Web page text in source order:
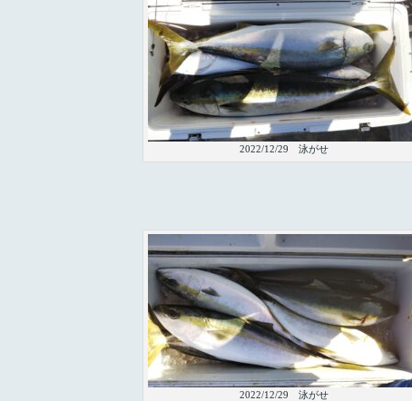
2022/12/29 泳がせ
2022/12/29 泳がせ